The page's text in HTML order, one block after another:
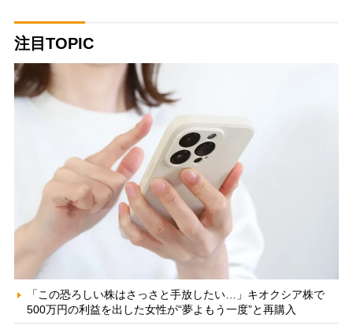
注目TOPIC
「この恐ろしい株はさっさと手放したい…」キオクシア株で
500万円の利益を出した女性が“夢よもう一度”と再購入